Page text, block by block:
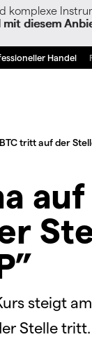
komplexe
mit diesem
Handel
tritt auf der
steigt
Stelle tritt.